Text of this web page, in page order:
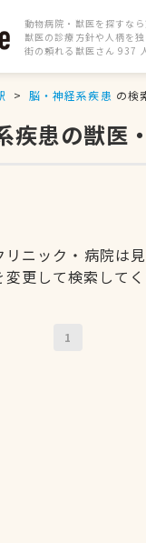
動物病院・獣医を探すな
獣医の診療方針や人柄を
街の頼れる獣医さん 937
脳・神経系疾患 の検
疾患の獣医
ニック・病院は見
更して検索してく
1